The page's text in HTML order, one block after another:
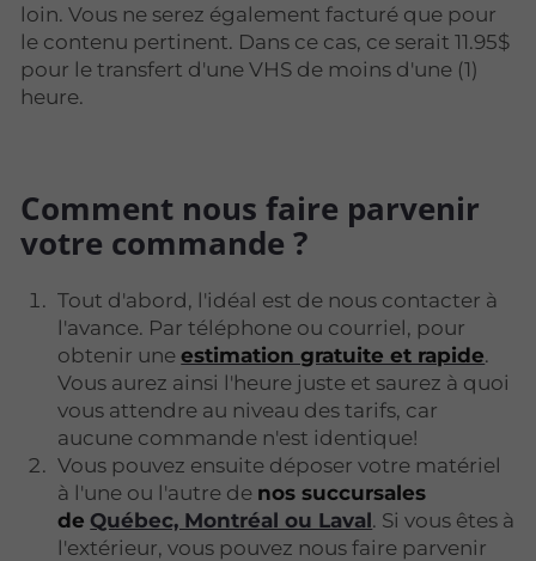
loin. Vous ne serez également facturé que pour
le contenu pertinent. Dans ce cas, ce serait 11.95$
pour le transfert d'une VHS de moins d'une (1)
heure.
Comment nous faire parvenir
votre commande ?
Tout d'abord, l'idéal est de nous contacter à
l'avance. Par téléphone ou courriel, pour
obtenir uneestimation gratuite et rapide.
Vous aurez ainsi l'heure juste et saurez à quoi
vous attendre au niveau des tarifs, car
aucune commande n'est identique!
Vous pouvez ensuite déposer votre matériel
à l'une ou l'autre de nos succursales
de Québec, Montréal ou Laval. Si vous êtes à
l'extérieur, vous pouvez nous faire parvenir